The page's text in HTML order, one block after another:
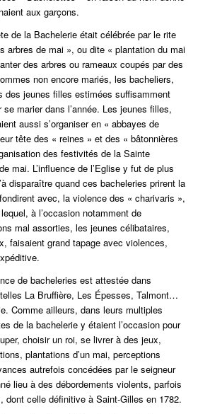
aux garçons.
de la Bachelerie était célébrée par le rite
arbres de mai », ou dite « plantation du mai
des arbres ou rameaux coupés par des
non encore mariés, les bacheliers,
des jeunes filles estimées suffisamment
marier dans l’année. Les jeunes filles,
aussi s’organiser en « abbayes de
tête des « reines » et des « bâtonnières
des festivités de la Sainte
mai. L’influence de l’Eglise y fut de plus
disparaître quand ces bacheleries prirent la
avec, la violence des « charivaris »,
à l’occasion notamment de
mal assorties, les jeunes célibataires,
faisaient grand tapage avec violences,
de bacheleries est attestée dans
La Bruffière, Les Épesses, Talmont…
Comme ailleurs, dans leurs multiples
de la bachelerie y étaient l’occasion pour
choisir un roi, se livrer à des jeux,
plantations d’un mai, perceptions
autrefois concédées par le seigneur
lieu à des débordements violents, parfois
dont celle définitive à Saint-Gilles en 1782.